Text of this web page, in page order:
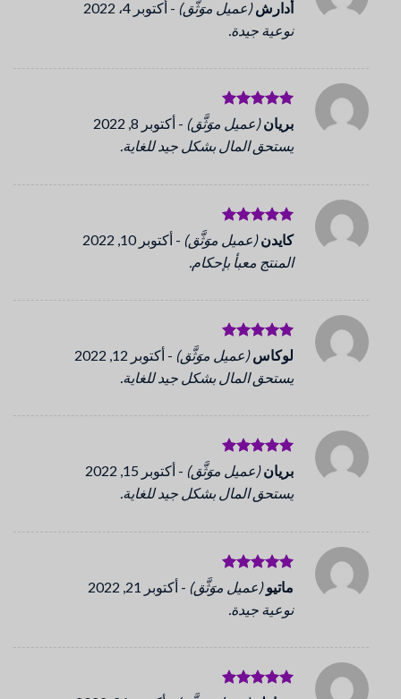
تم التقييم
5من 5
أدارش(عميل موَثَّق) - أكتوبر 4، 2022
نوعية جيدة.
تم التقييم
5من 5
بريان(عميل موَثَّق) - أكتوبر 8, 2022
يستحق المال بشكل جيد للغاية.
تم التقييم
5من 5
كايدن(عميل موَثَّق) - أكتوبر 10, 2022
المنتج معبأ بإحكام.
تم التقييم
5من 5
لوكاس(عميل موَثَّق) - أكتوبر 12, 2022
يستحق المال بشكل جيد للغاية.
تم التقييم
5من 5
بريان(عميل موَثَّق) - أكتوبر 15, 2022
يستحق المال بشكل جيد للغاية.
تم التقييم
5من 5
ماتيو(عميل موَثَّق) - أكتوبر 21, 2022
نوعية جيدة.